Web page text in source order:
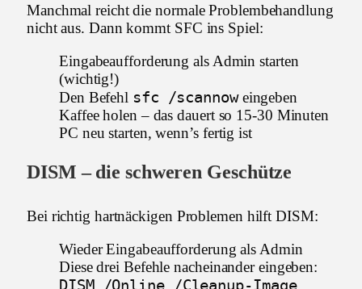
Manchmal reicht die normale Problembehandlung
nicht aus. Dann kommt SFC ins Spiel:
Eingabeaufforderung als Admin starten
(wichtig!)
Den Befehl sfc /scannoweingeben
Kaffee holen – das dauert so 15-30 Minuten
PC neu starten, wenn’s fertig ist
DISM – die schweren Geschütze
Bei richtig hartnäckigen Problemen hilft DISM:
Wieder Eingabeaufforderung als Admin
Diese drei Befehle nacheinander eingeben:
DISM /Online /Cleanup-Image